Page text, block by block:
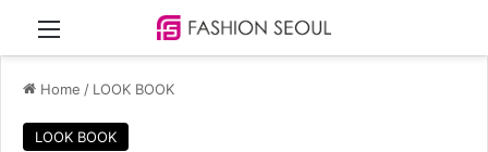
Home / LOOK BOOK
LOOK BOOK